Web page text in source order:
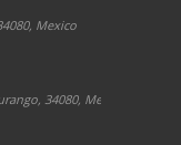
Mexico
34080, Mexico